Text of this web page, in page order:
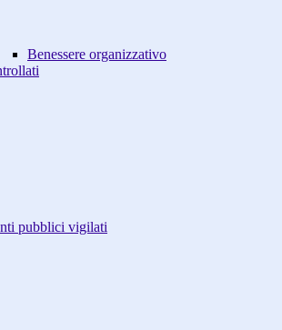
Benessere organizzativo
pubblici vigilati